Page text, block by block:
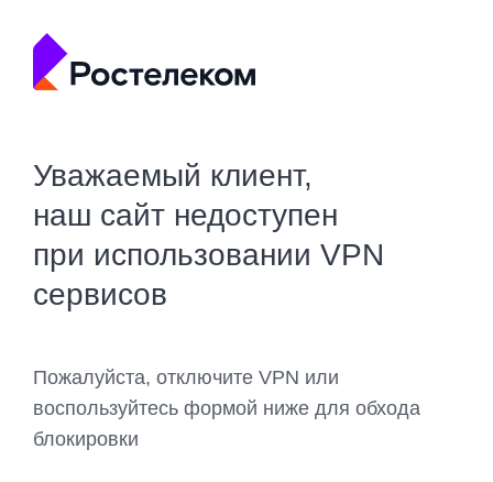
Уважаемый клиент,
наш сайт недоступен
при использовании VPN
сервисов
Пожалуйста, отключите VPN или
воспользуйтесь формой ниже для обхода
блокировки